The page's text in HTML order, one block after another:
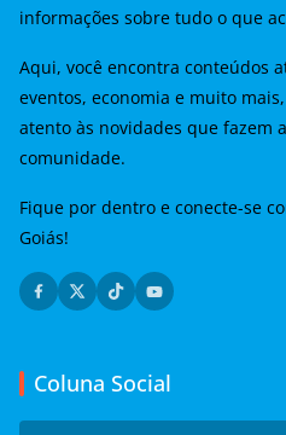
informações sobre tudo o que
Aqui, você encontra conteúdos
eventos, economia e muito
atento às novidades que fazem
comunidade.
Fique por dentro e conecte-se
Goiás!
Coluna Social